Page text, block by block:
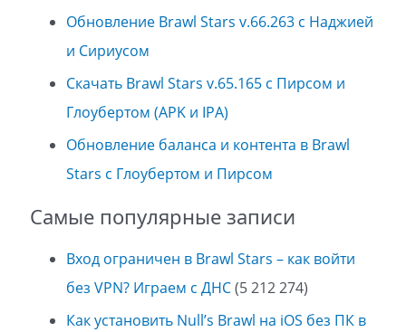
Обновление Brawl Stars v.66.263 с Наджией
и Сириусом
Скачать Brawl Stars v.65.165 с Пирсом и
Глоубертом (APK и IPA)
Обновление баланса и контента в Brawl
Stars с Глоубертом и Пирсом
Самые популярные записи
Вход ограничен в Brawl Stars – как войти
без VPN? Играем с ДНС(5 212 274)
Как установить Null’s Brawl на iOS без ПК в